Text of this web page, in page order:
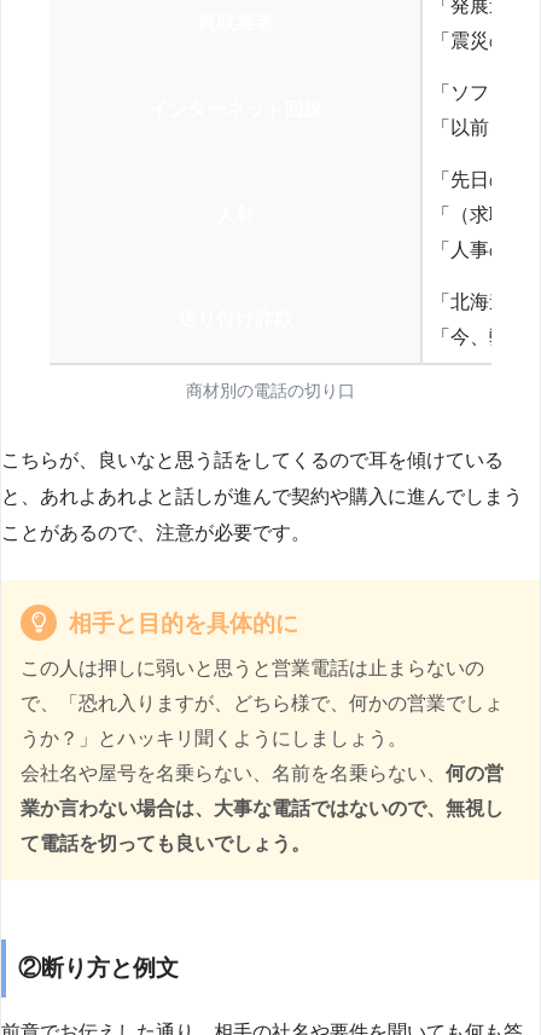
「発展途
「震災の
「ソフト
「以前、
「先日の
「（求職
「人事の方
「北海道
「今、弊
商材別の電話の切り口
こちらが、良いなと思う話をしてくるので耳を傾けている
と、あれよあれよと話しが進んで契約や購入に進んでしまう
ことがあるので、注意が必要です。
相手と目的を具体的に
この人は押しに弱いと思うと営業電話は止まらないの
で、「恐れ入りますが、どちら様で、何かの営業でしょ
うか？」とハッキリ聞くようにしましょう。
会社名や屋号を名乗らない、名前を名乗らない、 何の営
業か言わない場合は、大事な電話ではないので、無視し
て電話を切っても良いでしょう。
②断り方と例文